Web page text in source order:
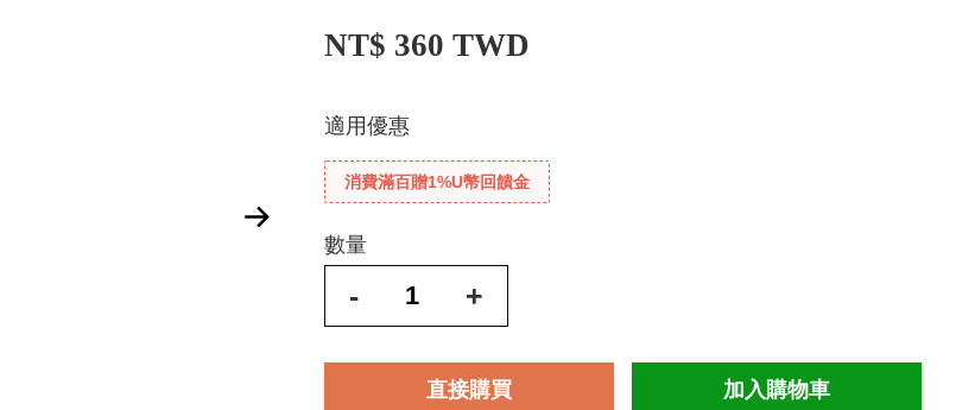
NT$ 360 TWD
適用優惠
消費滿百贈1%U幣回饋金
數量
- +
直接購買 加入購物車